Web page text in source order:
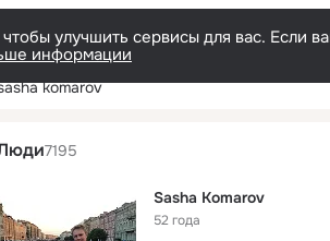
улучшить сервисы для вас. Если
информации
komarov
7195
Sasha Komarov
52 года